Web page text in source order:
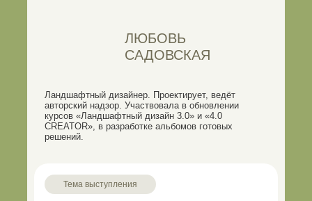
Тема выступления
Ландшафтный дизайнер. Проектирует, ведёт
авторский надзор. Участвовала в обновлении
курсов «Ландшафтный дизайн 3.0» и «4.0
CREATOR», в разработке альбомов готовых
решений.
ЛЮБОВЬ
САДОВСКАЯ